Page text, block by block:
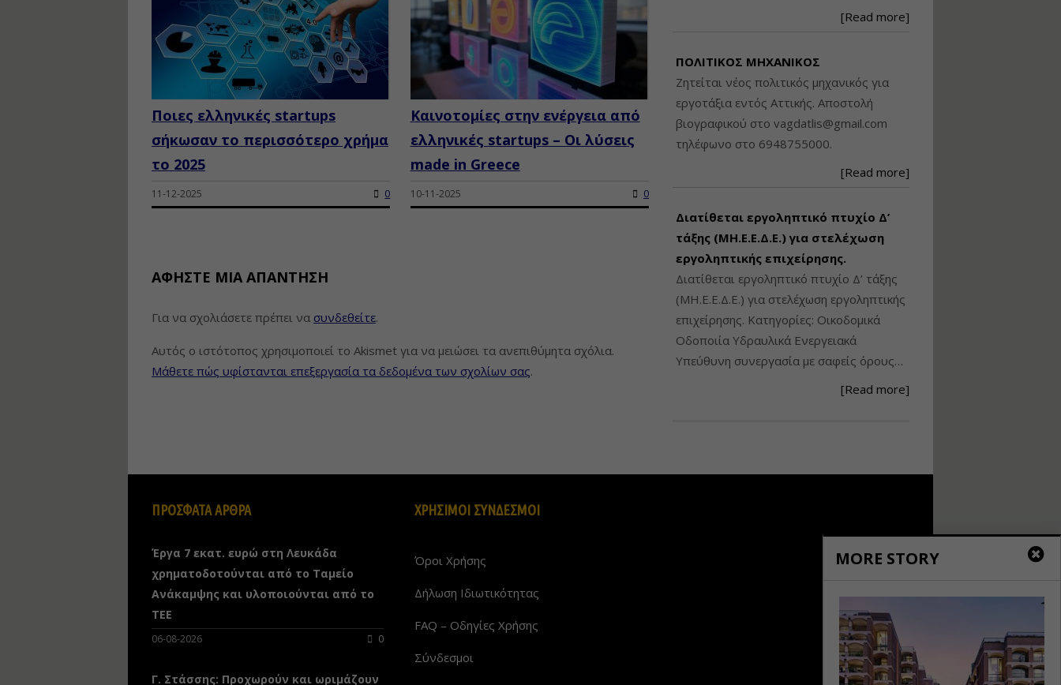
Ποιες ελληνικές startups
σήκωσαν το περισσότερο χρήμα
το 2025
11-12-2025 0
Καινοτομίες στην ενέργεια από
ελληνικές startups – Οι λύσεις
made in Greece
10-11-2025 0
ΑΦΉΣΤΕ ΜΙΑ ΑΠΆΝΤΗΣΗ
Για να σχολιάσετε πρέπει να συνδεθείτε.
Αυτός ο ιστότοπος χρησιμοποιεί το Akismet για να μειώσει τα ανεπιθύμητα σχόλια.
Μάθετε πώς υφίστανται επεξεργασία τα δεδομένα των σχολίων σας.
[Read more]
ΠΟΛΙΤΙΚΟΣ ΜΗΧΑΝΙΚΟΣ
Ζητείται νέος πολιτικός μηχανικός για
εργοτάξια εντός Αττικής. Αποστολή
βιογραφικού στο vagdatlis@gmail.com
τηλέφωνο στο 6948755000.
[Read more]
Διατίθεται εργοληπτικό πτυχίο Δ’
τάξης (ΜΗ.Ε.Ε.Δ.Ε.) για στελέχωση
εργοληπτικής επιχείρησης.
Διατίθεται εργοληπτικό πτυχίο Δ’ τάξης
(ΜΗ.Ε.Ε.Δ.Ε.) για στελέχωση εργοληπτικής
επιχείρησης. Κατηγορίες: Οικοδομικά
Οδοποιία Υδραυλικά Ενεργειακά
Υπεύθυνη συνεργασία με σαφείς όρους…
[Read more]
MORE STORY
ΠΡΟΣΦΑΤΑ ΑΡΘΡΑ
Έργα 7 εκατ. ευρώ στη Λευκάδα
χρηματοδοτούνται από το Ταμείο
Ανάκαμψης και υλοποιούνται από το
ΤΕΕ
06-08-2026 0
Γ. Στάσσης: Προχωρούν και ωριμάζουν
ΧΡΗΣΙΜΟΙ ΣΥΝΔΕΣΜΟΙ
Όροι Χρήσης
Δήλωση Ιδιωτικότητας
FAQ – Οδηγίες Χρήσης
Σύνδεσμοι
τεχνολογίας
φωτισμού LED και
Εισηγητής:Στέφανος Τουλόγλου
Τιμή από: €190.00
Διάρκεια: 12 ώρες
Εκπόνηση Τοπικών και
Εισηγητής:
Τιμή από: €130.00
Διάρκεια: 6 ώρες
Επίβλεψη Δημοσίων
Έργων με τον
Ν.4782/2021
Διάρκεια: 18 ώρες
και τεχνική
υλοποίηση
φωτοβολταϊκών
αυτοπαραγωγή (Net-
Εισηγητής:Νικόλαος Παπαναστασίου
Τιμή από: €215.00
Διάρκεια: 16 ώρες